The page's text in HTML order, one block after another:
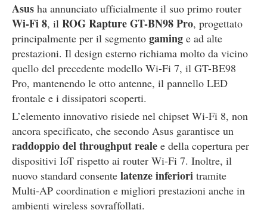
Asus ha annunciato ufficialmente il suo primo router
Wi-Fi 8, il ROG Rapture GT-BN98 Pro, progettato
principalmente per il segmento gaming e ad alte
prestazioni. Il design esterno richiama molto da vicino
quello del precedente modello Wi-Fi 7, il GT-BE98
Pro, mantenendo le otto antenne, il pannello LED
frontale e i dissipatori scoperti.
L’elemento innovativo risiede nel chipset Wi-Fi 8, non
ancora specificato, che secondo Asus garantisce un
raddoppio del throughput reale e della copertura per
dispositivi IoT rispetto ai router Wi-Fi 7. Inoltre, il
nuovo standard consente latenze inferiori tramite
Multi-AP coordination e migliori prestazioni anche in
ambienti wireless sovraffollati.